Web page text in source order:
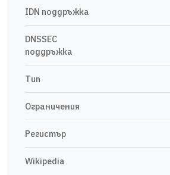
IDN поддръжка
DNSSEC
поддръжка
Тип
Ограничения
Регистър
Wikipedia